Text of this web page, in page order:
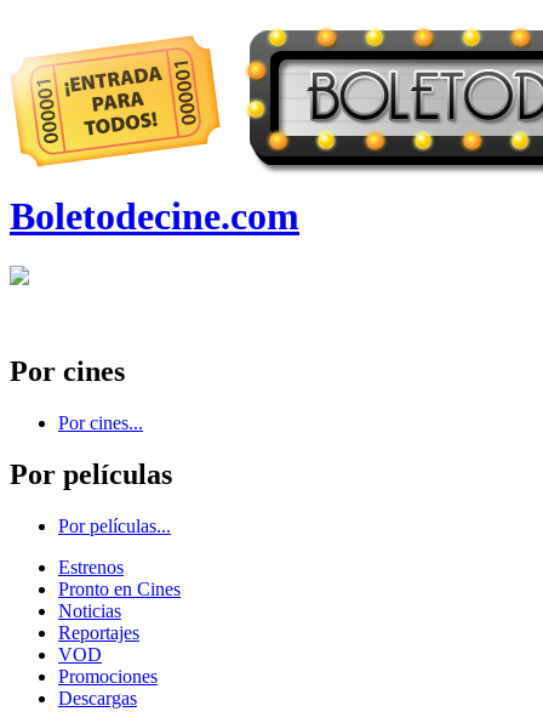
Boletodecine.com
Por cines
Por cines...
Por películas
Por películas...
Estrenos
Pronto en Cines
Noticias
Reportajes
VOD
Promociones
Descargas